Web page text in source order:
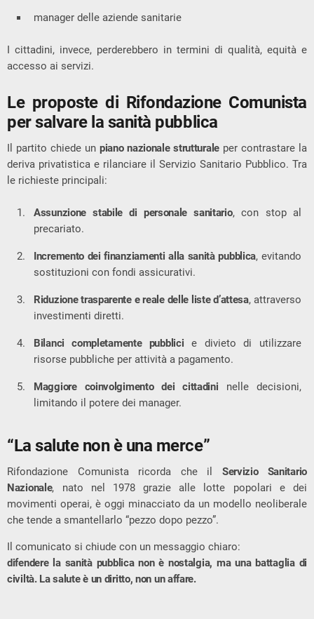
manager delle aziende sanitarie
I cittadini, invece, perderebbero in termini di qualità, equità e
accesso ai servizi.
Le proposte di Rifondazione Comunista
per salvare la sanità pubblica
Il partito chiede unpiano nazionale strutturaleper contrastare la
deriva privatistica e rilanciare il Servizio Sanitario Pubblico. Tra
le richieste principali:
Assunzione stabile di personale sanitario, con stop al
precariato.
Incremento dei finanziamenti alla sanità pubblica, evitando
sostituzioni con fondi assicurativi.
Riduzione trasparente e reale delle liste d’attesa, attraverso
investimenti diretti.
Bilanci completamente pubblici e divieto di utilizzare
risorse pubbliche per attività a pagamento.
Maggiore coinvolgimento dei cittadini nelle decisioni,
limitando il potere dei manager.
“La salute non è una merce”
Rifondazione Comunista ricorda che il Servizio Sanitario
Nazionale, nato nel 1978 grazie alle lotte popolari e dei
movimenti operai, è oggi minacciato da un modello neoliberale
che tende a smantellarlo “pezzo dopo pezzo”.
Il comunicato si chiude con un messaggio chiaro:
difendere la sanità pubblica non è nostalgia, ma una battaglia di
civiltà. La salute è un diritto, non un affare.